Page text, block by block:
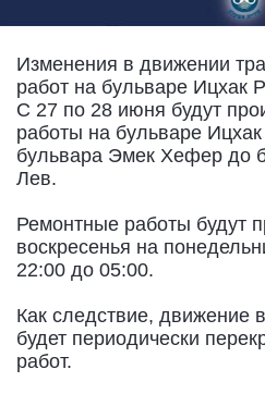
Изменения в движении
работ на бульваре Ицхак
С 27 по 28 июня будут
работы на бульваре
бульвара Эмек Хефер до
Лев.
Ремонтные работы будут
воскресенья на
22:00 до 05:00.
Как следствие, движение
будет периодически
работ.